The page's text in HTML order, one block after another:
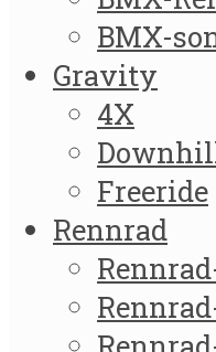
BMX-
Gravity
4X
Freeride
Rennrad